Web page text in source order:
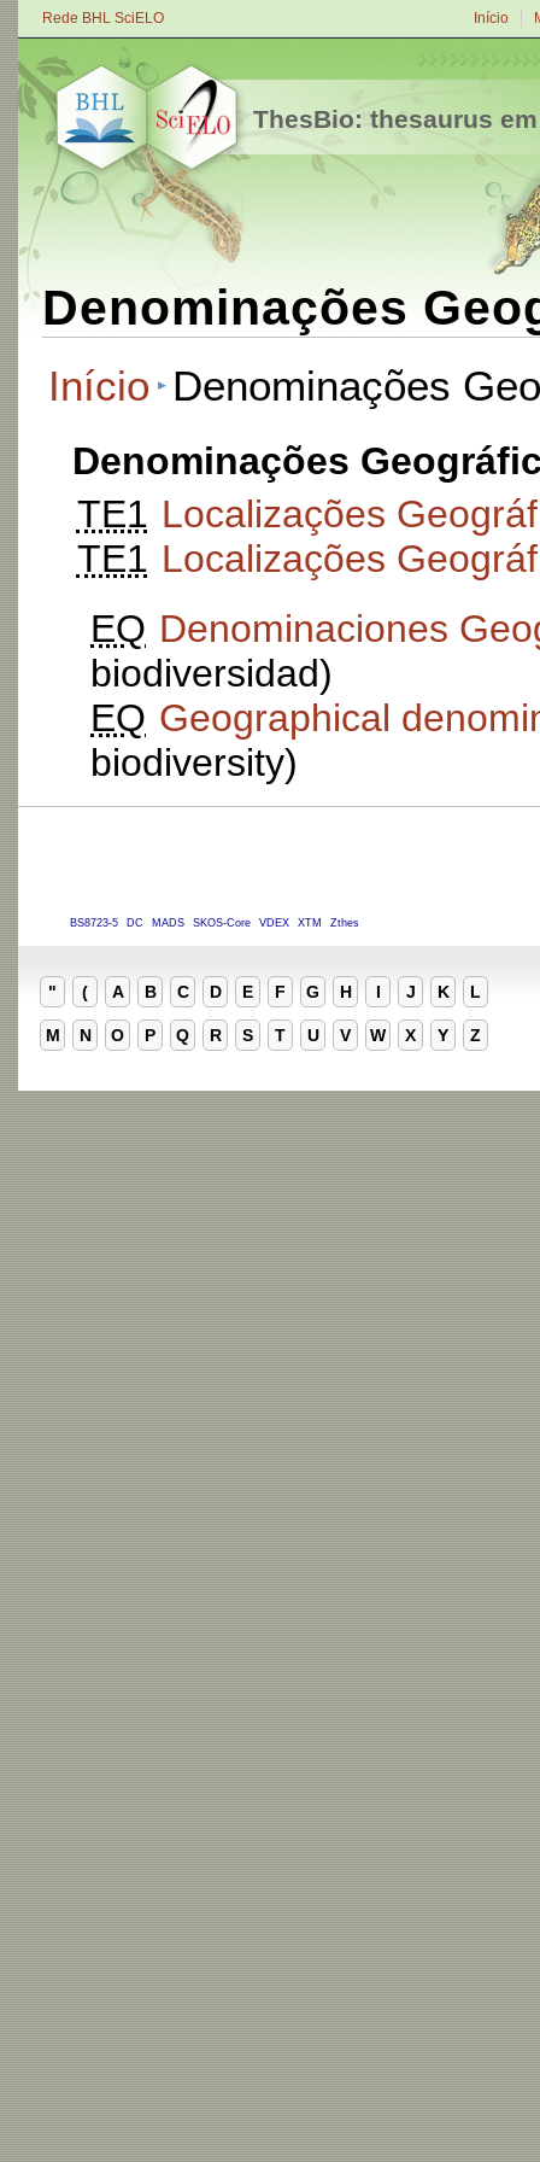
Rede BHL SciELO Início
ThesBio: thesaurus
Denominações
Início Denominações
Denominações
TE1 Localizações
TE1 Localizações
EQ Denominaciones
biodiversidad)
EQ Geographical
biodiversity)
BS8723-5 DC MADS SKOS-Core VDEX XTM Zthes
" ( A B C D E F G H I J K L
M N O P Q R S T U V W X Y Z